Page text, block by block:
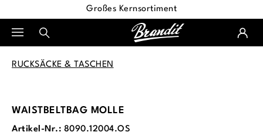
Großes Kernsortiment
RUCKSÄCKE & TASCHEN
WAISTBELTBAG MOLLE
Artikel-Nr.: 8090.12004.OS